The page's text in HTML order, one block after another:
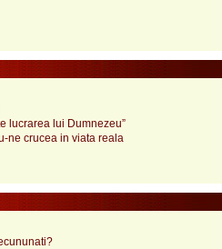
lucrarea lui Dumnezeu”
ne crucea in viata reala